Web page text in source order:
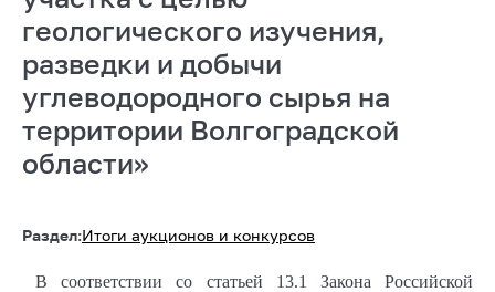
геологического изучения,
разведки и добычи
углеводородного сырья на
территории Волгоградской
области»
Раздел:Итоги аукционов и конкурсов
В соответствии со статьей 13.1 Закона Российской